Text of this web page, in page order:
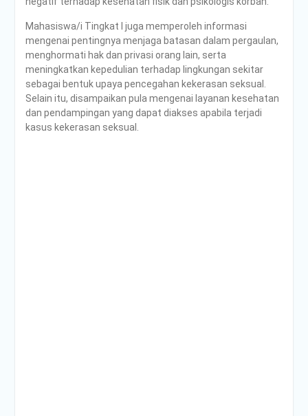
Mahasiswa/i Tingkat I juga memperoleh informasi
mengenai pentingnya menjaga batasan dalam pergaulan,
menghormati hak dan privasi orang lain, serta
meningkatkan kepedulian terhadap lingkungan sekitar
sebagai bentuk upaya pencegahan kekerasan seksual.
Selain itu, disampaikan pula mengenai layanan kesehatan
dan pendampingan yang dapat diakses apabila terjadi
kasus kekerasan seksual.